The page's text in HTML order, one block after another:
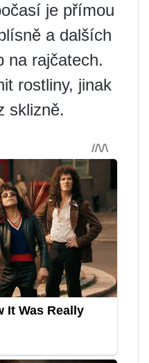
je přímou
a dalších
na rajčatech.
rostliny, jinak
sklizně.